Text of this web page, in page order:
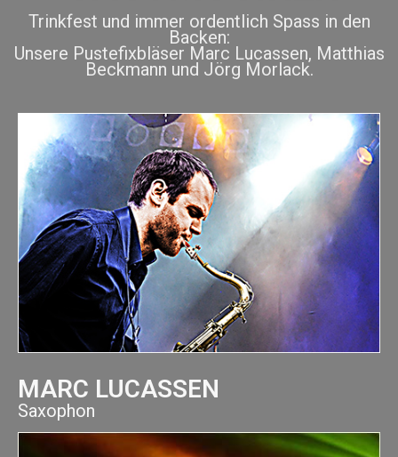
Trinkfest und immer ordentlich Spass in den
Backen:
Unsere Pustefixbläser Marc Lucassen, Matthias
Beckmann und Jörg Morlack.
MARC LUCASSEN
Saxophon